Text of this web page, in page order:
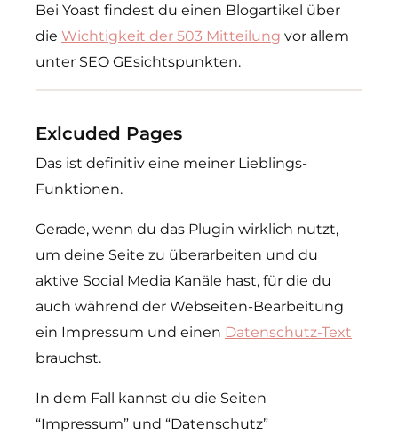
Bei Yoast findest du einen Blogartikel über
die Wichtigkeit der 503 Mitteilung vor allem
unter SEO GEsichtspunkten.
Exlcuded Pages
Das ist definitiv eine meiner Lieblings-
Funktionen.
Gerade, wenn du das Plugin wirklich nutzt,
um deine Seite zu überarbeiten und du
aktive Social Media Kanäle hast, für die du
auch während der Webseiten-Bearbeitung
ein Impressum und einen Datenschutz-Text
brauchst.
In dem Fall kannst du die Seiten
“Impressum” und “Datenschutz”